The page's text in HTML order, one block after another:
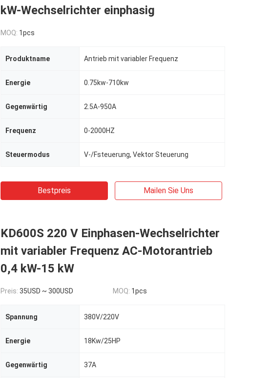
kW-Wechselrichter einphasig
MOQ: 1pcs
Produktname Antrieb mit variabler Frequenz
Energie 0.75kw-710kw
Gegenwärtig 2.5A-950A
Frequenz 0-2000HZ
Steuermodus V-/Fsteuerung, Vektor Steuerung
Bestpreis Mailen Sie Uns
KD600S 220 V Einphasen-Wechselrichter
mit variabler Frequenz AC-Motorantrieb
0,4 kW-15 kW
Preis: 35USD ~ 300USD MOQ: 1pcs
Spannung 380V/220V
Energie 18Kw/25HP
Gegenwärtig 37A